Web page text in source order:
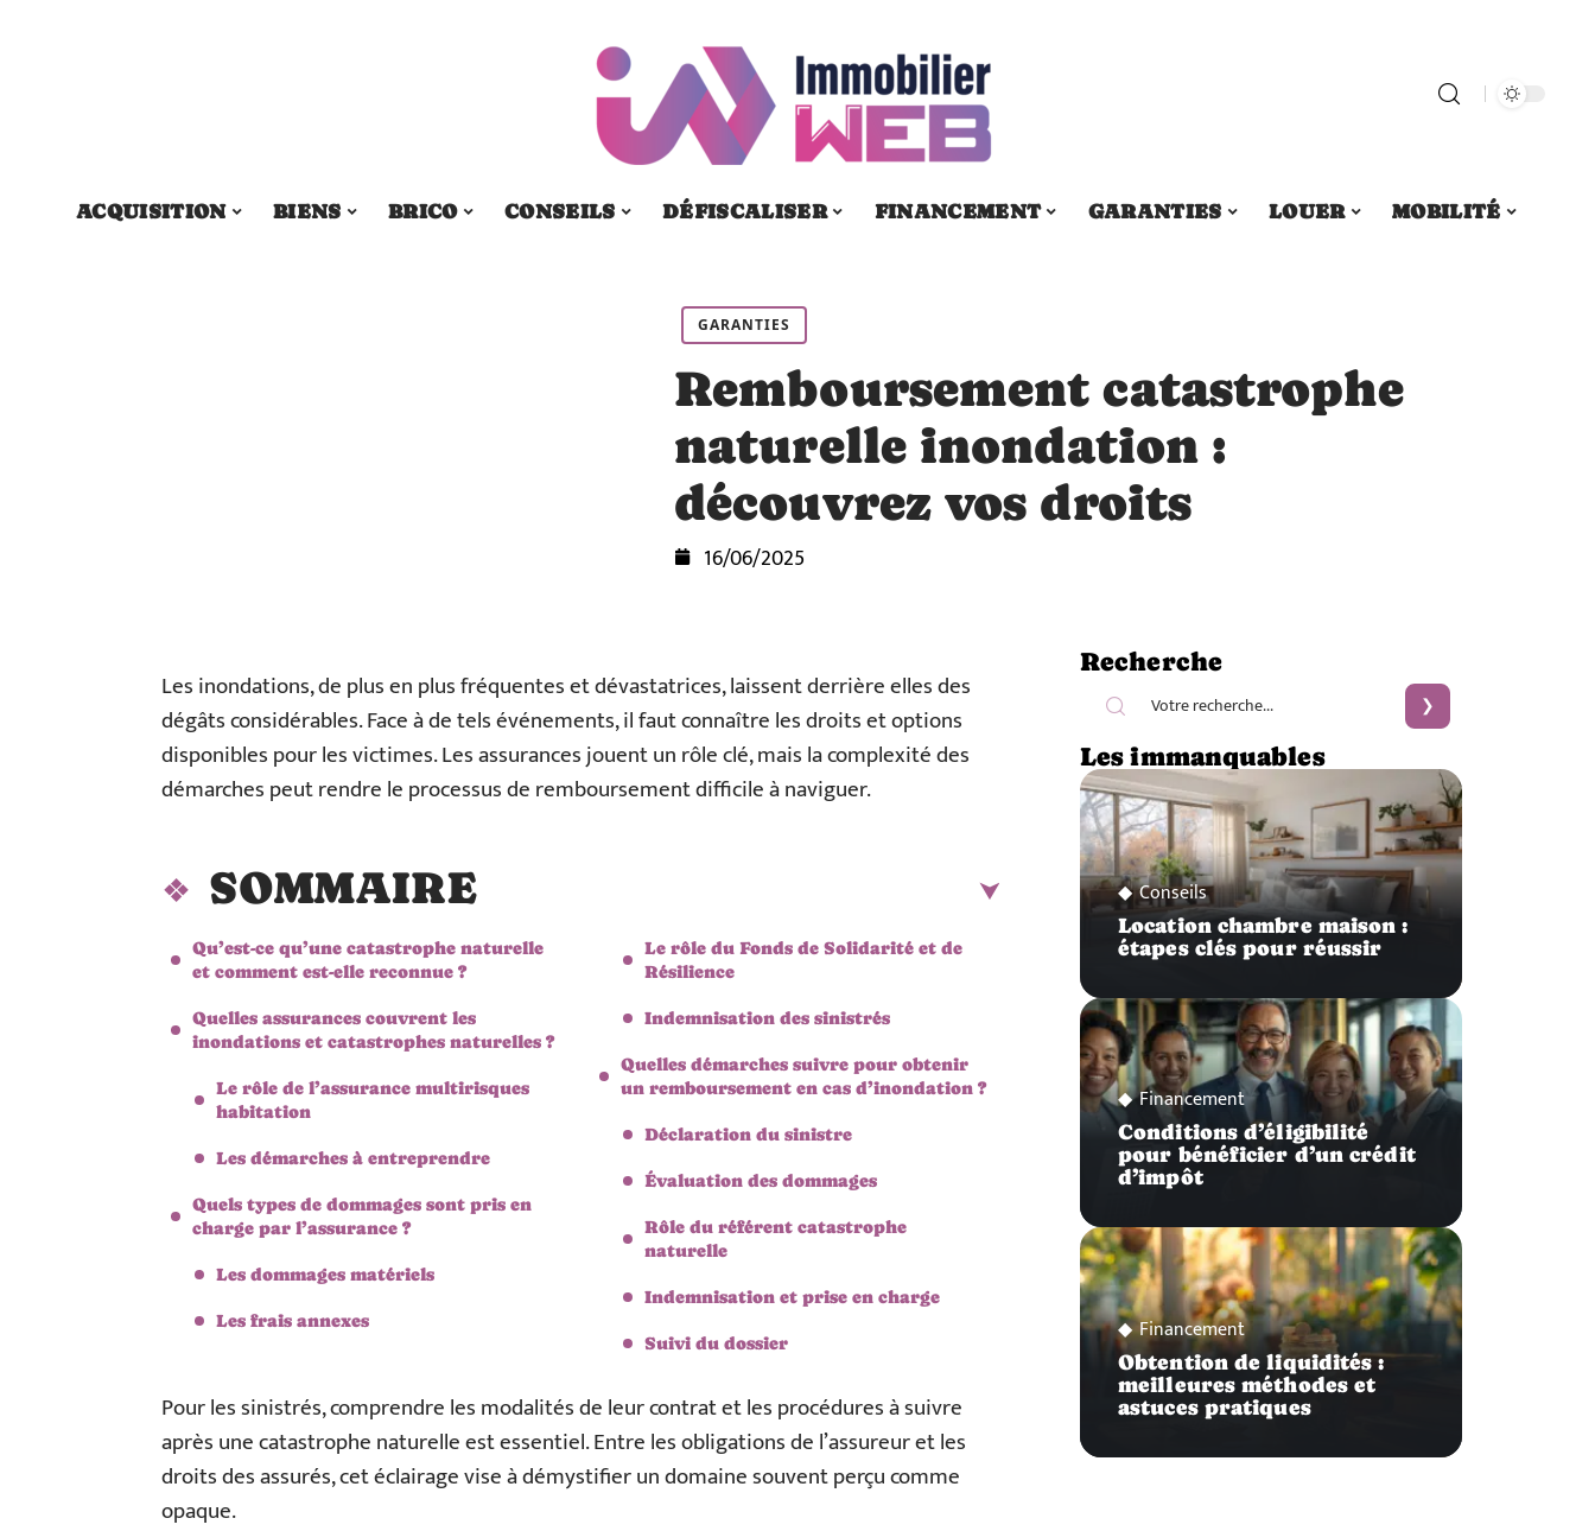
ACQUISITION BIENS BRICO CONSEILS DÉFISCALISER FINANCEMENT GARANTIES LOUER MOBILITÉ
GARANTIES
Remboursement catastrophe
naturelle inondation :
découvrez vos droits
16/06/2025
Les inondations, de plus en plus fréquentes et dévastatrices, laissent derrière elles des
dégâts considérables. Face à de tels événements, il faut connaître les droits et options
disponibles pour les victimes. Les assurances jouent un rôle clé, mais la complexité des
démarches peut rendre le processus de remboursement difficile à naviguer.
SOMMAIRE
Qu’est-ce qu’une catastrophe naturelle
et comment est-elle reconnue ?
Quelles assurances couvrent les
inondations et catastrophes naturelles ?
Le rôle de l’assurance multirisques
habitation
Les démarches à entreprendre
Quels types de dommages sont pris en
charge par l’assurance ?
Les dommages matériels
Les frais annexes
Le rôle du Fonds de Solidarité et de
Résilience
Indemnisation des sinistrés
Quelles démarches suivre pour obtenir
un remboursement en cas d’inondation ?
Déclaration du sinistre
Évaluation des dommages
Rôle du référent catastrophe
naturelle
Indemnisation et prise en charge
Suivi du dossier
Pour les sinistrés, comprendre les modalités de leur contrat et les procédures à suivre
après une catastrophe naturelle est essentiel. Entre les obligations de l’assureur et les
droits des assurés, cet éclairage vise à démystifier un domaine souvent perçu comme
opaque.
Recherche
Les immanquables
Conseils
Location chambre maison :
étapes clés pour réussir
Financement
Conditions d’éligibilité
pour bénéficier d’un crédit
d’impôt
Financement
Obtention de liquidités :
meilleures méthodes et
astuces pratiques